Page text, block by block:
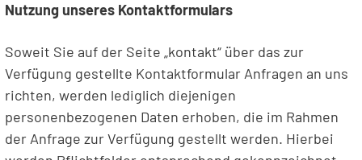
Nutzung unseres Kontaktformulars
Soweit Sie auf der Seite „kontakt“ über das zur
Verfügung gestellte Kontaktformular Anfragen an uns
richten, werden lediglich diejenigen
personenbezogenen Daten erhoben, die im Rahmen
der Anfrage zur Verfügung gestellt werden. Hierbei